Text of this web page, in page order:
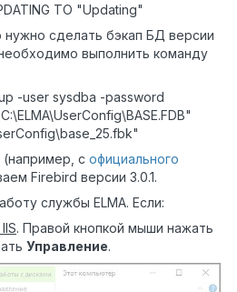
TO "Updating"
нужно сделать бэкап БД версии
выполнить команду
-user sysdba -password
с официального
Firebird версии 3.0.1.
службы ELMA. Если:
IIS. Правой кнопкой мыши нажать
Управление.